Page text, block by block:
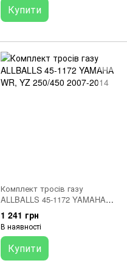
Купити
Комплект тросів газу
ALLBALLS 45-1172 YAMAHA
WR, YZ 250/450 2007-2014
1 241 грн
В наявності
Купити